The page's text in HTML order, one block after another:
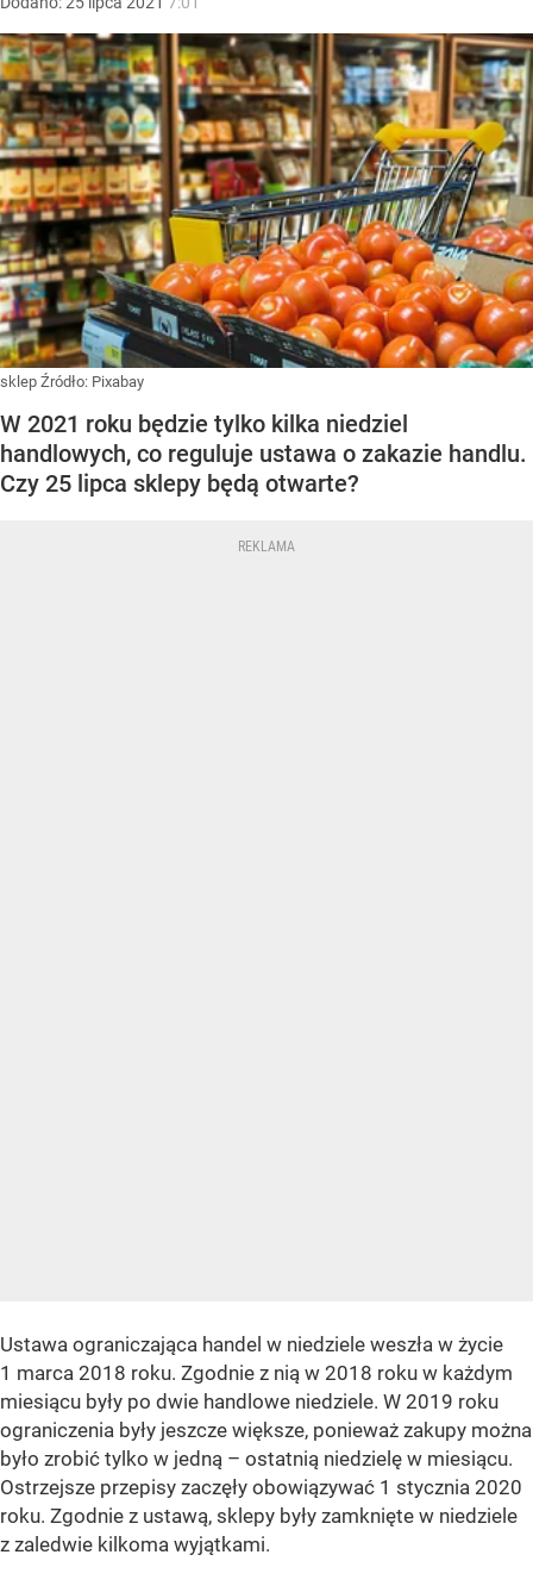
sklep Źródło: Pixabay
W 2021 roku będzie tylko kilka niedziel
handlowych, co reguluje ustawa o zakazie handlu.
Czy 25 lipca sklepy będą otwarte?
Ustawa ograniczająca handel w niedziele weszła w życie
1 marca 2018 roku. Zgodnie z nią w 2018 roku w każdym
miesiącu były po dwie handlowe niedziele. W 2019 roku
ograniczenia były jeszcze większe, ponieważ zakupy można
było zrobić tylko w jedną – ostatnią niedzielę w miesiącu.
Ostrzejsze przepisy zaczęły obowiązywać 1 stycznia 2020
roku. Zgodnie z ustawą, sklepy były zamknięte w niedziele
z zaledwie kilkoma wyjątkami.